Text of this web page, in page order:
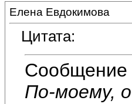
Елена Евдокимова
Цитата:
Сообщение
По-моему,